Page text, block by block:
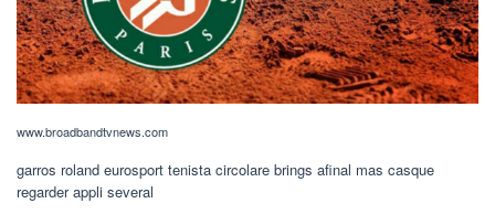
www.broadbandtvnews.com
garros roland eurosport tenista circolare brings afinal mas casque
regarder appli several